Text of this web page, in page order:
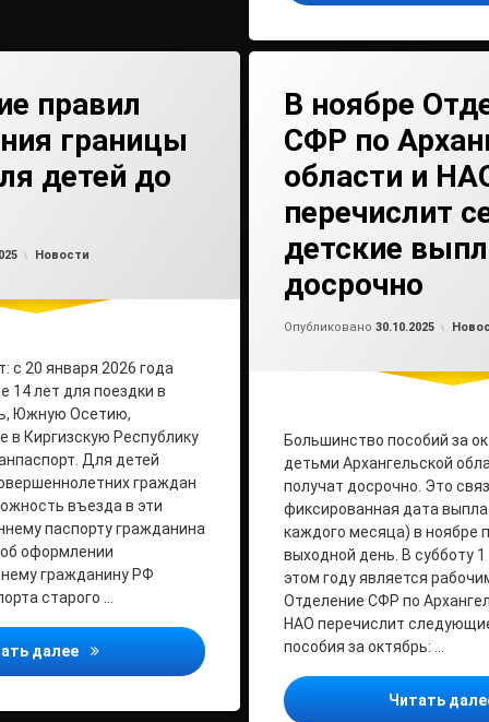
правил
границы
детей до
Рубрики:
Новости
20 января 2026 года
14 лет для поездки в
Южную Осетию,
в Киргизскую Республику
Для детей
граждан
въезда в эти
паспорту гражданина
оформлении
гражданину РФ
старого …
далее Изменение правил пересечения границы России для
В ноябре
СФР по
области и
перечислит
детские
досрочно
Опубликовано 30.10.2025
Большинство пособий за
детьми Архангельской
получат досрочно. Это
фиксированная дата
каждого месяца) в ноябре
выходной день. В субботу 1
этом году является
Отделение СФР по
НАО перечислит
пособия за октябрь: …
Читать